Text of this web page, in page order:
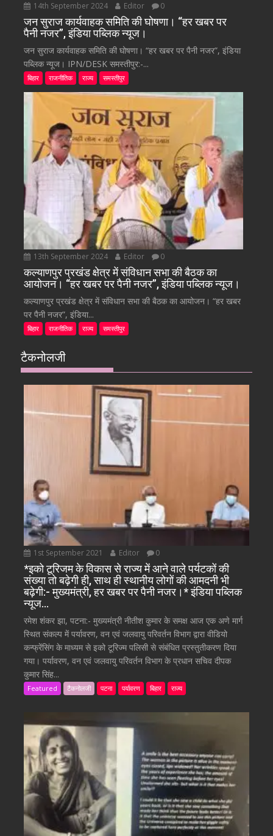
14th September 2024 Editor 0
जन सुराज कार्यवाहक समिति की घोषणा। “हर खबर पर
पैनी नजर”, इंडिया पब्लिक न्यूज।
जन सुराज कार्यवाहक समिति की घोषणा। “हर खबर पर पैनी नजर”, इंडिया
पब्लिक न्यूज। IPN/DESK समस्तीपुर:-...
बिहार राजनीतिक राज्य समस्तीपुर
13th September 2024 Editor 0
कल्याणपुर प्रखंड क्षेत्र में संविधान सभा की बैठक का
आयोजन। “हर खबर पर पैनी नजर”, इंडिया पब्लिक न्यूज।
कल्याणपुर प्रखंड क्षेत्र में संविधान सभा की बैठक का आयोजन। “हर खबर
पर पैनी नजर”, इंडिया...
बिहार राजनीतिक राज्य समस्तीपुर
टैकनोलजी
1st September 2021 Editor 0
*इको टूरिजम के विकास से राज्य में आने वाले पर्यटकों की
संख्या तो बढ़ेगी ही, साथ ही स्थानीय लोगों की आमदनी भी
बढ़ेगी:- मुख्यमंत्री, हर खबर पर पैनी नजर।* इंडिया पब्लिक
न्यूज…
रमेश शंकर झा, पटना:- मुख्यमंत्री नीतीश कुमार के समक्ष आज एक अणे मार्ग
स्थित संकल्प में पर्यावरण, वन एवं जलवायु परिवर्तन विभाग द्वारा वीडियो
कन्फ्रेंसिंग के माध्यम से इको टूरिज्म पलिसी से संबंधित प्रस्तुतीकरण दिया
गया। पर्यावरण, वन एवं जलवायु परिवर्तन विभाग के प्रधान सचिव दीपक
कुमार सिंह...
Featured टैकनोलजी पटना पर्यावरण बिहार राज्य